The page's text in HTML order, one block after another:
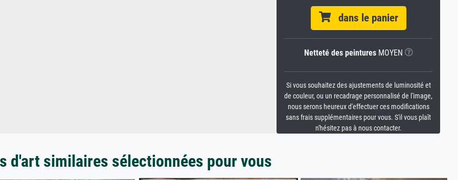
dans le panier
Netteté des peinturesMOYEN
Si vous souhaitez des ajustements de luminosité et
de couleur, ou un recadrage personnalisé de l'image,
nous serons heureux d'effectuer ces modifications
sans frais supplémentaires pour vous. S'il vous plaît
n'hésitez pas à nous contacter.
d'art similaires sélectionnées pour vous